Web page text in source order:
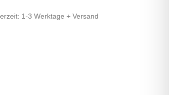
1-3 Werktage + Versand